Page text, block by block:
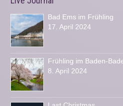
Bad Ems im Frühling
17. April 2024
Frühling im Baden-
8. April 2024